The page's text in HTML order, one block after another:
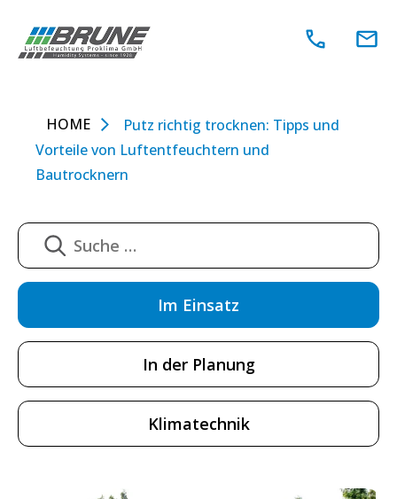
Inhalt
springen
HOME
Putz richtig trocknen: Tipps und
Vorteile von Luftentfeuchtern und
Bautrocknern
Im Einsatz
In der Planung
Klimatechnik